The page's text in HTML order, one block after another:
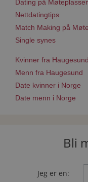
Dating på
Nettdatingtips
Match Making på
Single synes
Kvinner fra Haugesund
Menn fra Haugesund
Date kvinner i Norge
Date menn i Norge
Bli
Jeg er en: